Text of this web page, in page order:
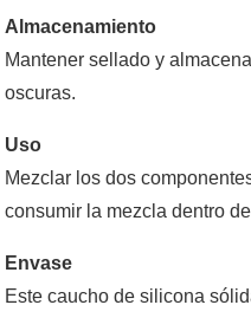
Almacenamiento
Mantener sellado y
oscuras.
Uso
Mezclar los dos
consumir la mezcla dentro
Envase
Este caucho de silicona